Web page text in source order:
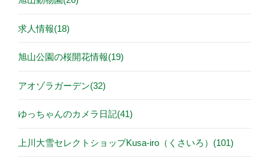
求人情報(18)
旭山公園の桜開花情報(19)
アオゾラガーデン(32)
ゆっちゃんのカメラ日記(41)
上川大雪セレクトショップKusa-iro（くさいろ）(101)